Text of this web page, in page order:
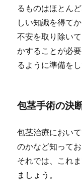
るものはほとん
しい知識を得て
不安を取り除い
かすることが必
るように準備を
包茎手術の決
包茎治療におい
のかなど知って
それでは、これ
ましょう。